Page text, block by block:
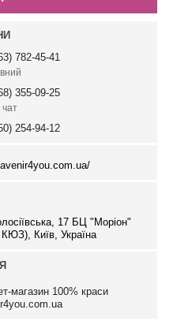
782-45-41
355-09-25
254-94-12
17 БЦ "Моріон"
КЮЗ), Київ, Україна
магазин 100% краси